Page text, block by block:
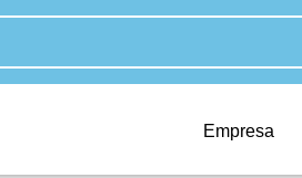
Empresa